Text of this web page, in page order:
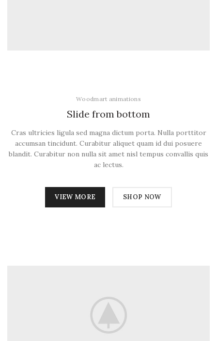
Woodmart animations
Slide frombottom
Cras ultricies ligula sed magna dictum porta. Nulla porttitor
accumsan tincidunt. Curabitur aliquet quam id dui posuere
blandit. Curabitur non nulla sit amet nisl tempus convallis quis
ac lectus.
VIEW MORE SHOP NOW